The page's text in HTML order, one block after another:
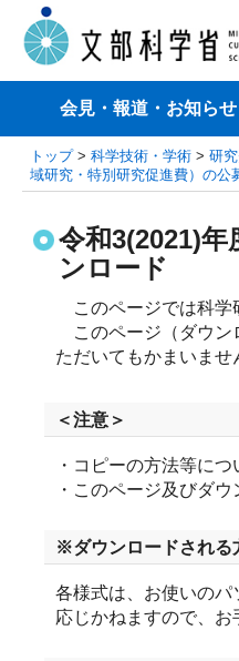
会見・報道・お知らせ
トップ> 科学技術・学術 > 研
域研究・特別研究促進費）の公
令和3(2021)年
ンロード
このページでは科学
このページ（ダウン
ただいてもかまいませ
＜注意＞
・コピーの方法等に
・このページ及びダ
※ダウンロードされる
各様式は、お使いの
応じかねますので、お